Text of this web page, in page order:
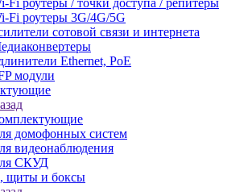
Fi роутеры / точки доступа / репитеры
Fi роутеры 3G/4G/5G
сотовой связи и интернета
Ethernet, PoE
модули
домофонных систем
видеонаблюдения
СКУД
и боксы